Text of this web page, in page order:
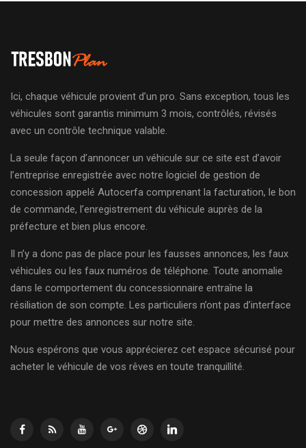
Ici, chaque véhicule provient d’un pro. Sans exception, tous les
véhicules sont garantis minimum 3 mois, contrôlés, révisés
avec un contrôle technique valable.
La seule façon d’annoncer un véhicule sur ce site est d’avoir
l’entreprise enregistrée avec notre logiciel de gestion de
concession appelé Autocerfa comprenant la facturation, le bon
de commande, l’enregistrement du véhicule auprès de la
préfecture et bien plus encore.
Il n’y a donc pas de place pour les fausses annonces, les faux
véhicules ou les faux numéros de téléphone. Toute anomalie
dans le comportement du concessionnaire entraîne la
résiliation de son compte. Les particuliers n’ont pas d’interface
pour mettre des annonces sur notre site.
Nous espérons que vous apprécierez cet espace sécurisé pour
acheter le véhicule de vos rêves en toute tranquillité.